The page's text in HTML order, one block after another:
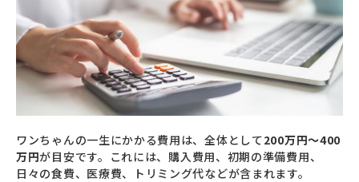
ワンちゃんの一生にかかる費用は、全体として200万円～400
万円が目安です。これには、購入費用、初期の準備費用、
日々の食費、医療費、トリミング代などが含まれます。